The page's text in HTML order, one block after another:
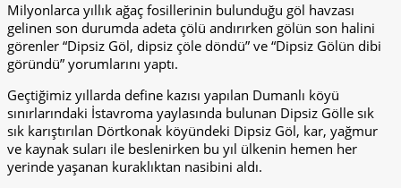
Milyonlarca yıllık ağaç fosillerinin bulunduğu göl havzası
gelinen son durumda adeta çölü andırırken gölün son halini
görenler “Dipsiz Göl, dipsiz çöle döndü” ve “Dipsiz Gölün dibi
göründü” yorumlarını yaptı.
Geçtiğimiz yıllarda define kazısı yapılan Dumanlı köyü
sınırlarındaki İstavroma yaylasında bulunan Dipsiz Gölle sık
sık karıştırılan Dörtkonak köyündeki Dipsiz Göl, kar, yağmur
ve kaynak suları ile beslenirken bu yıl ülkenin hemen her
yerinde yaşanan kuraklıktan nasibini aldı.